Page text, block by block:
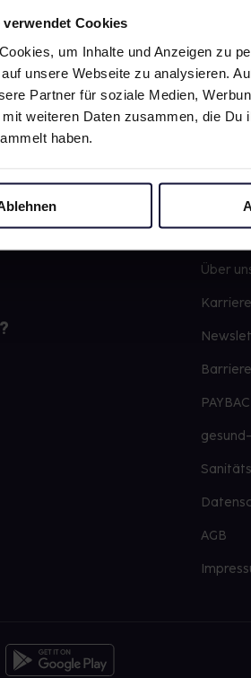
verwendet Cookies
um Inhalte und Anzeigen zu
unsere Webseite zu analysieren.
Partner für soziale Medien,
weiteren Daten zusammen, die
haben.
Über
Karriere
AGB